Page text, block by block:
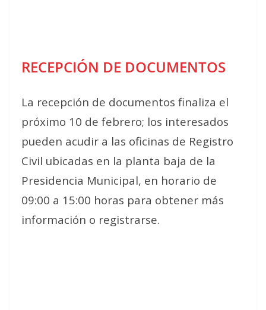
RECEPCIÓN DE DOCUMENTOS
La recepción de documentos finaliza el
próximo 10 de febrero; los interesados
pueden acudir a las oficinas de Registro
Civil ubicadas en la planta baja de la
Presidencia Municipal, en horario de
09:00 a 15:00 horas para obtener más
información o registrarse.